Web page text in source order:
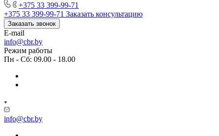
+375 33 399-99-71
+375 33 399-99-71 Заказать консультацию
Заказать звонок
E-mail
info@cbr.by
Режим работы
Пн - Сб: 09.00 - 18.00
info@cbr.by